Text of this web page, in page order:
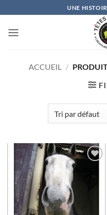
au
contenu
UNE
ACCUEIL /
à la